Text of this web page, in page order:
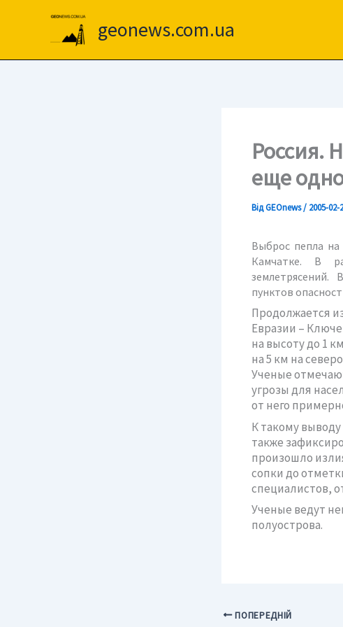
geonews.com.ua
Россия.
еще
ВідGEOnews/ 2005-02-
Выброс пепла
Камчатке. В
пунктов
Продолжается
Евразии –
на высоту до 1 км
на5 км на
Ученые
угрозы для
от него
К такому
также
произошло
сопки до
специалистов,
Ученые ведут
полуострова.
ПОПЕРЕДНІЙ